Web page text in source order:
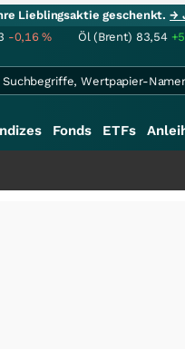
Lieblingsaktie geschenkt.→
-0,16% Öl (Brent) 83,54
Fonds ETFs